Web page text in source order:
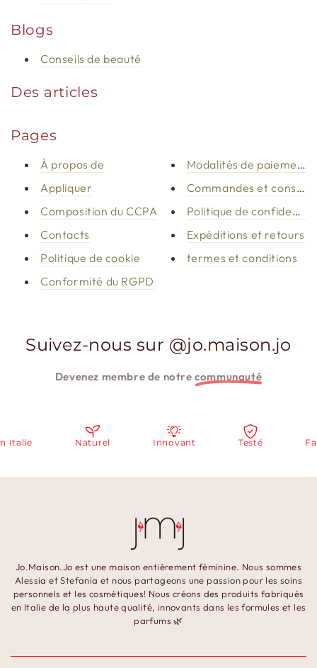
Blogs
Conseils de beauté
Des articles
Pages
À propos de
Appliquer
Composition du CCPA
Contacts
Politique de cookie
Conformité du RGPD
Modalités de paiement
Commandes et conseil
Politique de
Expéditions et retours
termes et conditions
Suivez-nous sur @jo.maison.jo
Devenez membre de notrecommunauté
Italie Naturel Innovant Testé
Jo.Maison.Jo est une maison entièrement féminine. Nous sommes
Alessia et Stefania et nous partageons une passion pour les soins
personnels et les cosmétiques! Nous créons des produits fabriqués
en Italie de la plus haute qualité, innovants dans les formules et les
parfums 🌿